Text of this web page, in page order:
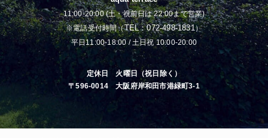
11:00-20:00 (土・祝前日は 22:00まで営業)
※電話受付時間（TEL：072-498-1831）
平日11:00-18:00 / 土日祝 10:00-20:00
定休日 火曜日（祝日除く）
〒596-0014 大阪府岸和田市港緑町3-1